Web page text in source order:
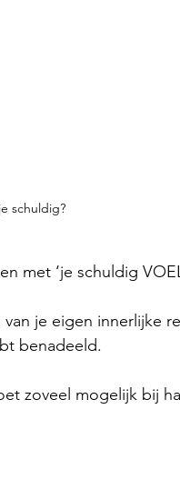
schuldig?
met ‘je schuldig
je eigen innerlijke
benadeeld.
zoveel mogelijk bij